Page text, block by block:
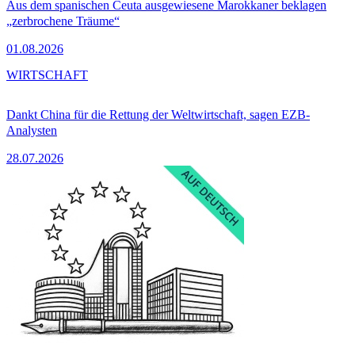
Aus dem spanischen Ceuta ausgewiesene Marokkaner beklagen
„zerbrochene Träume“
01.08.2026
Dankt China für die Rettung der Weltwirtschaft, sagen EZB-
Analysten
28.07.2026
WIRTSCHAFT